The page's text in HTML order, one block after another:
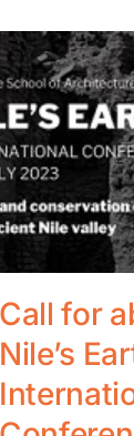
Call for
Nile’s